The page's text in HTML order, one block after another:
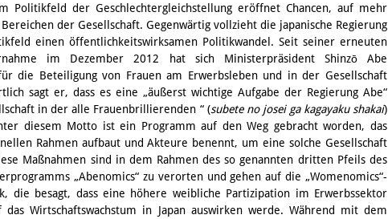
Politikfeld der Geschlechtergleichstellung eröffnet Chancen, auf mehr
der Gesellschaft. Gegenwärtig vollzieht die japanische Regierung
einen öffentlichkeitswirksamen Politikwandel. Seit seiner erneuten
im Dezember 2012 hat sich Ministerpräsident Shinzō Abe
die Beteiligung von Frauen am Erwerbsleben und in der Gesellschaft
sagt er, dass es eine „äußerst wichtige Aufgabe der Regierung Abe“
in der alle Frauenbrillierenden “ (subete no josei ga kagayaku shakai)
diesem Motto ist ein Programm auf den Weg gebracht worden, das
Rahmen aufbaut und Akteure benennt, um eine solche Gesellschaft
Maßnahmen sind in dem Rahmen des so genannten dritten Pfeils des
„Abenomics“ zu verorten und gehen auf die „Womenomics“-
die besagt, dass eine höhere weibliche Partizipation im Erwerbssektor
das Wirtschaftswachstum in Japan auswirken werde. Während mit dem